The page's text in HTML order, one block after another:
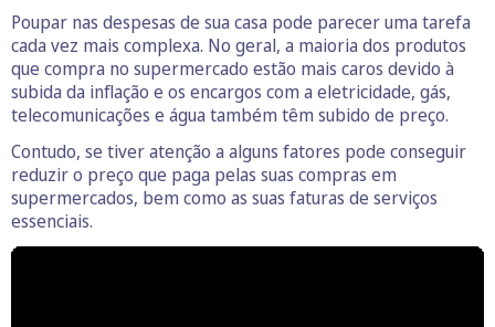
Poupar nas despesas de sua casa pode parecer uma tarefa
cada vez mais complexa. No geral, a maioria dos produtos
que compra no supermercado estão mais caros devido à
subida da inflação e os encargos com a eletricidade, gás,
telecomunicações e água também têm subido de preço.
Contudo, se tiver atenção a alguns fatores pode conseguir
reduzir o preço que paga pelas suas compras em
supermercados, bem como as suas faturas de serviços
essenciais.